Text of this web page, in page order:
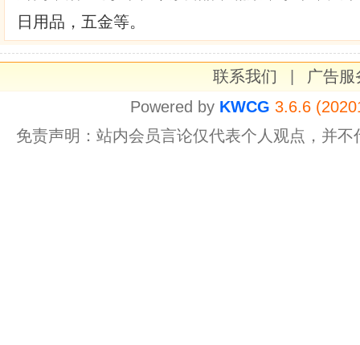
日用品，五金等。
联系我们
广告服
Powered by KWCG 3.6.6
免责声明：站内会员言论仅代表个人观点，并